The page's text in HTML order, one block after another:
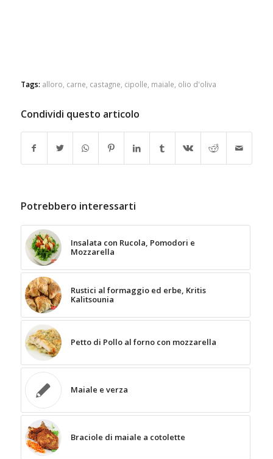
Tags: alloro, carne, castagne, cipolle, maiale, olio d'oliva
Condividi questo articolo
Potrebbero interessarti
Insalata con Rucola, Pomodori e
Mozzarella
Rustici al formaggio ed erbe, Kritis
Kalitsounia
Petto di Pollo al forno con mozzarella
Maiale e verza
Braciole di maiale a cotolette